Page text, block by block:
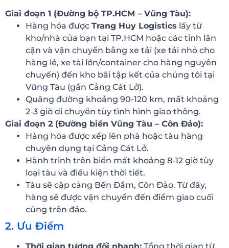
Giai đoạn 1 (Đường bộ TP.HCM – Vũng Tàu):
Hàng hóa được Trang Huy Logistics lấy từ
kho/nhà của bạn tại TP.HCM hoặc các tỉnh lân
cận và vận chuyển bằng xe tải (xe tải nhỏ cho
hàng lẻ, xe tải lớn/container cho hàng nguyên
chuyến) đến kho bãi tập kết của chúng tôi tại
Vũng Tàu (gần Cảng Cát Lở).
Quãng đường khoảng 90-120 km, mất khoảng
2-3 giờ di chuyển tùy tình hình giao thông.
Giai đoạn 2 (Đường biển Vũng Tàu – Côn Đảo):
Hàng hóa được xếp lên phà hoặc tàu hàng
chuyên dụng tại Cảng Cát Lở.
Hành trình trên biển mất khoảng 8-12 giờ tùy
loại tàu và điều kiện thời tiết.
Tàu sẽ cập cảng Bến Đầm, Côn Đảo. Từ đây,
hàng sẽ được vận chuyển đến điểm giao cuối
cùng trên đảo.
2. Ưu Điểm